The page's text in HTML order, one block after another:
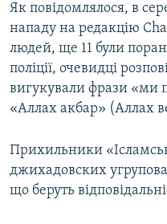
Як повідомлялося, в
нападу на редакцію
людей, ще 11 були
поліції, очевидці
вигукували фрази «ми
«Аллах акбар» (Аллах
Прихильники
джихадовских
що беруть